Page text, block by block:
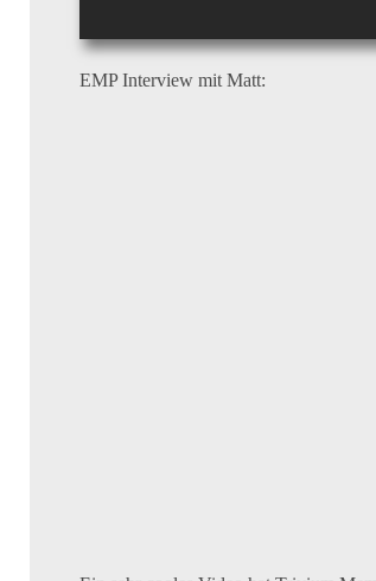
EMP Interview mit Matt: